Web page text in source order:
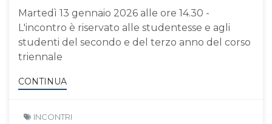
Martedì 13 gennaio 2026 alle ore 14.30 -
L'incontro è riservato alle studentesse e agli
studenti del secondo e del terzo anno del corso
triennale
CONTINUA
INCONTRI